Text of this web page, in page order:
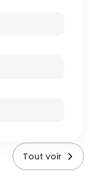
Tout voir